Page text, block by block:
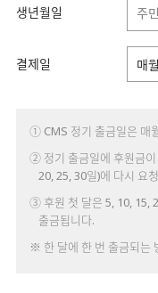
생년월일
결제일
① CMS 정기 출금일은 매
② 정기 출금일에 후원금
20, 25, 30일)에 다시 요
③ 후원 첫 달은 5, 10, 15,
출금됩니다.
※ 한 달에 한 번 출금되는